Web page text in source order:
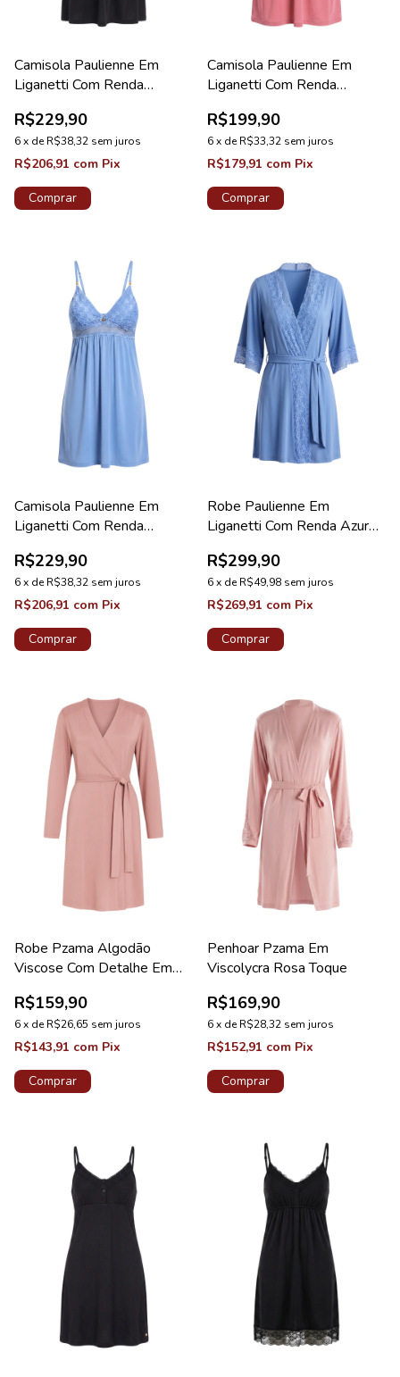
Camisola Paulienne Em
Liganetti Com Renda
R$229,90
6x deR$38,32 sem juros
R$206,91 com Pix
Comprar
Camisola Paulienne Em
Liganetti Com Renda
R$199,90
6x deR$33,32 sem juros
R$179,91 com Pix
Comprar
Camisola Paulienne Em
Liganetti Com Renda
R$229,90
6x deR$38,32 sem juros
R$206,91 com Pix
Comprar
Robe Paulienne Em
Liganetti Com Renda Azure
R$299,90
6x deR$49,98 sem juros
R$269,91 com Pix
Comprar
Robe Pzama Algodão
Viscose Com Detalhe Em
R$159,90
6x deR$26,65 sem juros
R$143,91 com Pix
Comprar
Penhoar Pzama Em
Viscolycra Rosa Toque
R$169,90
6x deR$28,32 sem juros
R$152,91 com Pix
Comprar